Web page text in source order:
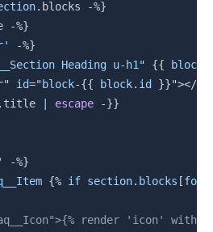
. blocks
-%}
-%}
-%}
Heading u-h1" {{ block
" id=" block-{{ block. id }}"></
. title escape
-}}
-%}
{% if section. blocks [
render 'icon' with